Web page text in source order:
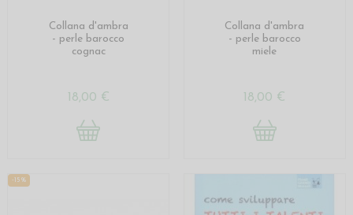
Collana d'ambra
- perle barocco
cognac
18,00 €
Collana d'ambra
- perle barocco
miele
18,00 €
-15%